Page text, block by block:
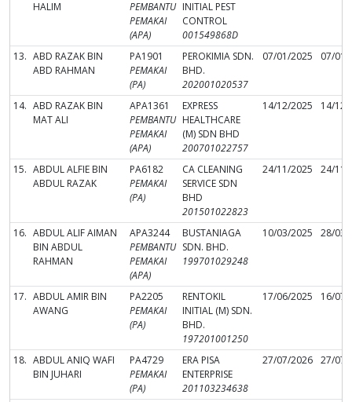
HALIM
PEMBANTU
PEMAKAI
(APA)
INITIAL PEST
CONTROL
001549868D
13. ABD RAZAK BIN
ABD RAHMAN
PA1901
PEMAKAI
(PA)
PEROKIMIA SDN.
BHD.
202001020537
07/01/2025 07/01/
14. ABD RAZAK BIN
MAT ALI
APA1361
PEMBANTU
PEMAKAI
(APA)
EXPRESS
HEALTHCARE
(M) SDN BHD
200701022757
14/12/2025 14/12/
15. ABDUL ALFIE BIN
ABDUL RAZAK
PA6182
PEMAKAI
(PA)
CA CLEANING
SERVICE SDN
BHD
201501022823
24/11/2025 24/11/
16. ABDUL ALIF AIMAN
BIN ABDUL
RAHMAN
APA3244
PEMBANTU
PEMAKAI
(APA)
BUSTANIAGA
SDN. BHD.
199701029248
10/03/2025 28/03/
17. ABDUL AMIR BIN
AWANG
PA2205
PEMAKAI
(PA)
RENTOKIL
INITIAL (M) SDN.
BHD.
197201001250
17/06/2025 16/07/
18. ABDUL ANIQ WAFI
BIN JUHARI
PA4729
PEMAKAI
(PA)
ERA PISA
ENTERPRISE
201103234638
27/07/2026 27/07/